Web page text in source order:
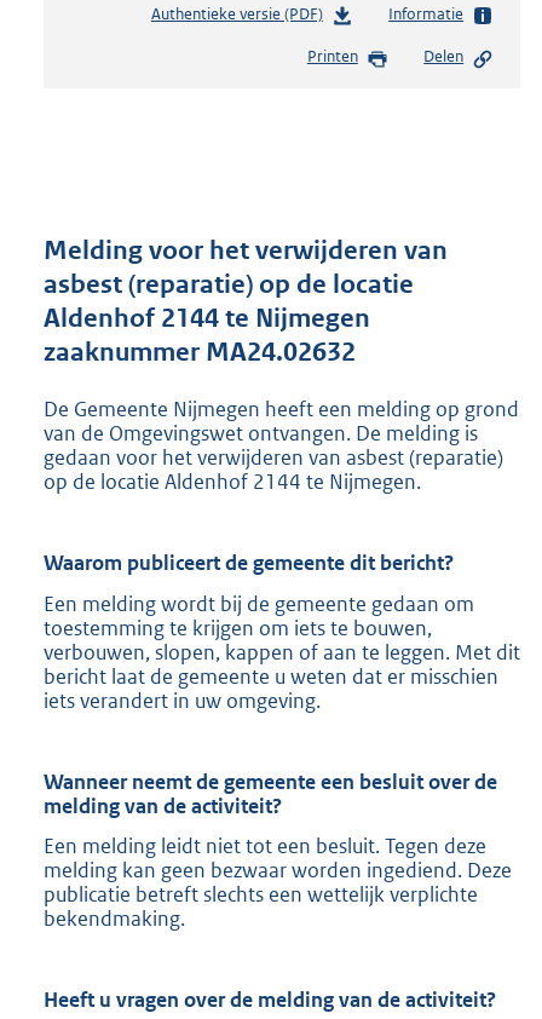
Authentieke versie (PDF)b
s
r
o
o
t
t
8
0
2
Informatie
Printen Delen
Melding voor het verwijderen van
asbest (reparatie) op de locatie
Aldenhof 2144 te Nijmegen
zaaknummer MA24.02632
De Gemeente Nijmegen heeft een melding op grond
van de Omgevingswet ontvangen. De melding is
gedaan voor het verwijderen van asbest (reparatie)
op de locatie Aldenhof 2144 te Nijmegen.
Waarom publiceert de gemeente dit bericht?
Een melding wordt bij de gemeente gedaan om
toestemming te krijgen om iets te bouwen,
verbouwen, slopen, kappen of aan te leggen. Met dit
bericht laat de gemeente u weten dat er misschien
iets verandert in uw omgeving.
Wanneer neemt de gemeente een besluit over de
melding van de activiteit?
Een melding leidt niet tot een besluit. Tegen deze
melding kan geen bezwaar worden ingediend. Deze
publicatie betreft slechts een wettelijk verplichte
bekendmaking.
Heeft u vragen over de melding van de activiteit?